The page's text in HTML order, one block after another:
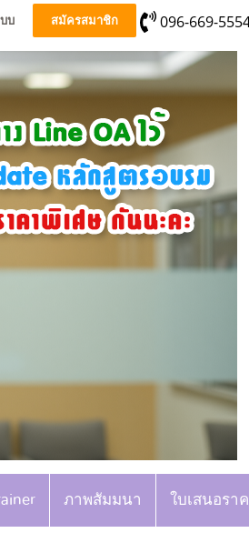
บ สมัครสมาชิก 096-669-
ภาพสัมมนา ใบเสนอรา